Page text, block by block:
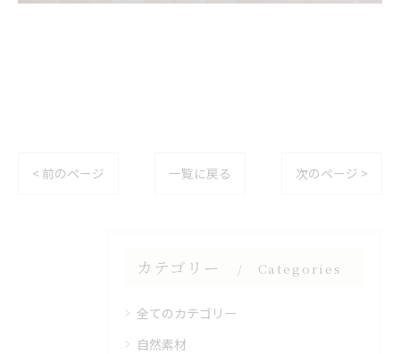
< 前のページ 一覧に戻る 次のページ >
カテゴリー Categories
全てのカテゴリー
自然素材